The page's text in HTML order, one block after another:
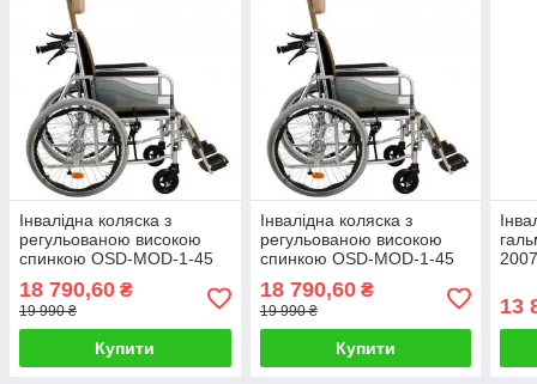
Інвалідна коляска з
регульованою високою
спинкою OSD-MOD-1-45
18 790,60 ₴
19 990 ₴
Купити
Інвалідна коляска з
регульованою високою
спинкою OSD-MOD-1-45
(3245)
18 790,60₴
19 990 ₴
Купити
13